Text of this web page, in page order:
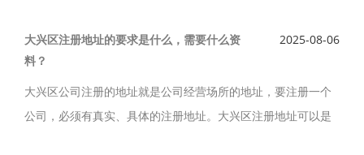
家公司吗?大兴区注册地址购买一个要多少钱?
大兴区注册地址的要求是什么，需要什么资
料？
2025-08-06
大兴区公司注册的地址就是公司经营场所的地址，要注册一个
公司，必须有真实、具体的注册地址。大兴区注册地址可以是